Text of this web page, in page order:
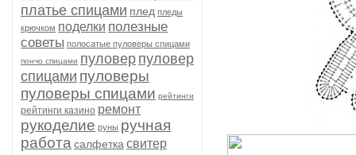
платье спицами плед пледы
крючком поделки полезные
советы полосатые пуловеры спицами
пончо спицами пуловер пуловер
спицами пуловеры
пуловеры спицами рейтинги
рейтинги казино ремонт
рукоделие руны ручная
работа салфетка свитер